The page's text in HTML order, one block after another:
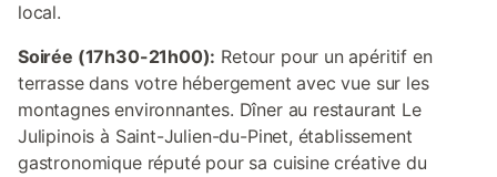
local.
Soirée (17h30-21h00): Retour pour un apéritif en
terrasse dans votre hébergement avec vue sur les
montagnes environnantes. Dîner au restaurant Le
Julipinois à Saint-Julien-du-Pinet, établissement
gastronomique réputé pour sa cuisine créative du